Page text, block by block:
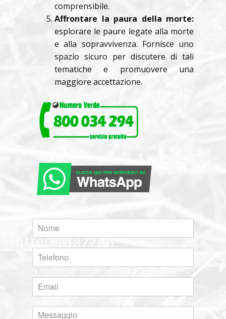
comprensibile.
Affrontare la paura della morte:
esplorare le paure legate alla morte
e alla sopravvivenza. Fornisce uno
spazio sicuro per discutere di tali
tematiche e promuovere una
maggiore accettazione.